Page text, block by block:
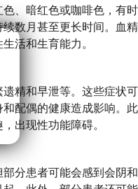
、暗红色或咖啡色，有
数月甚至更长时间。血
活和生育能力。
精和早泄等。这些症状
配偶的健康造成影响。此
出现性功能障碍。
分患者可能会感到会阴